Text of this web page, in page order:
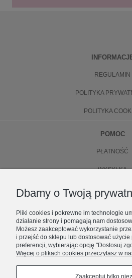
REGULAMIN
POLITYKA
POLITYKA
POMOC
PŁATNOŚĆ
WYSYŁKA
O NAS
KONTAKT
O FIRMIE
Dbamy o Twoją
Pliki cookies i pokrewne im technologie
działanie strony i pomagają nam
Możesz zaakceptować wykorzystanie
i przejść do sklepu lub dostosować użycie
preferencji, wybierając opcję "Dostosuj
Więcej o plikach cookies przeczytasz w
Zaakceptuj tylko